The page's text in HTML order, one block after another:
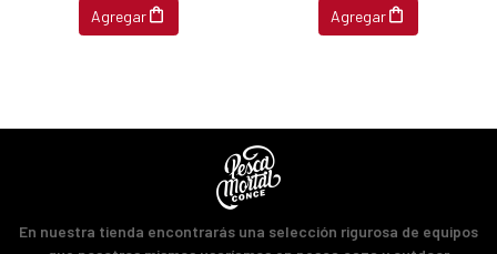
Agregar Agregar
En nuestra tienda encontrarás una selección rigurosa de equipos